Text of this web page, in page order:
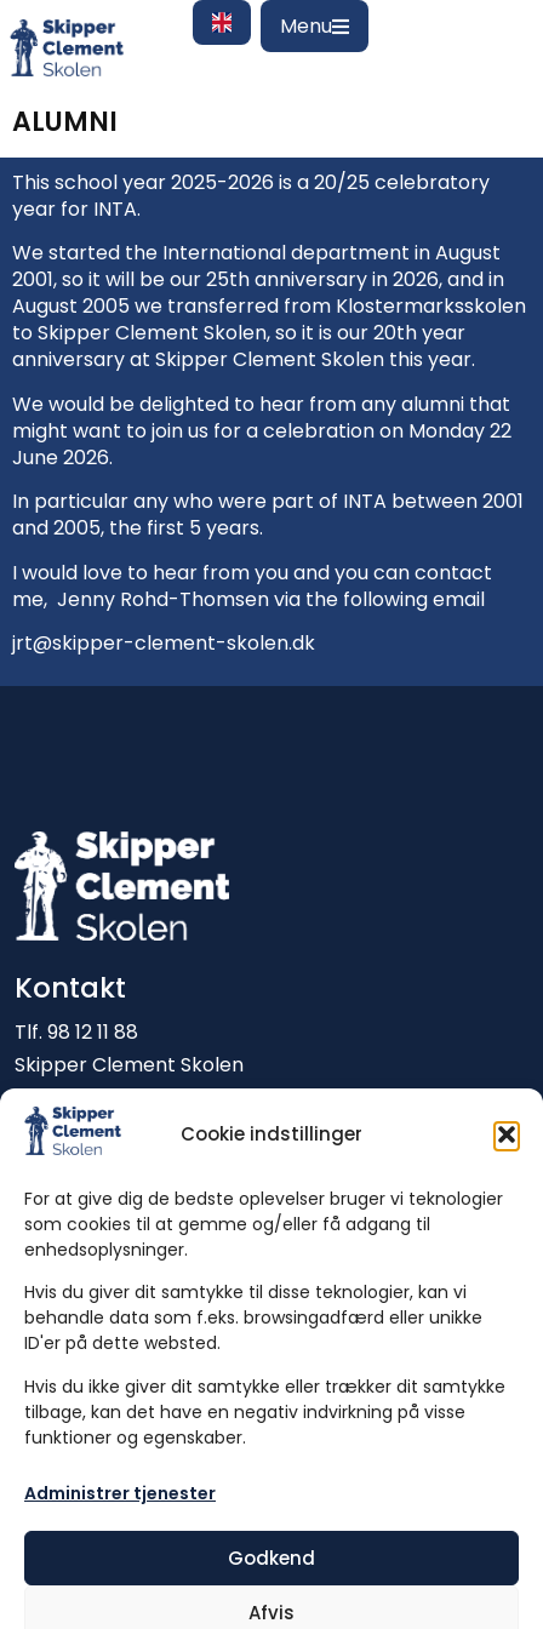
Cookie indstillinger
For at give dig de bedste oplevelser bruger vi teknologier
som cookies til at gemme og/eller få adgang til
enhedsoplysninger.
Hvis du giver dit samtykke til disse teknologier, kan vi
behandle data som f.eks. browsingadfærd eller unikke
ID'er på dette websted.
Hvis du ikke giver dit samtykke eller trækker dit samtykke
tilbage, kan det have en negativ indvirkning på visse
funktioner og egenskaber.
Administrer tjenester
Godkend
Afvis
Menu
ALUMNI
This school year 2025-2026 is a 20/25 celebratory
year for INTA.
We started the International department in August
2001, so it will be our 25th anniversary in 2026, and in
August 2005 we transferred from Klostermarksskolen
to Skipper Clement Skolen, so it is our 20th year
anniversary at Skipper Clement Skolen this year.
We would be delighted to hear from any alumni that
might want to join us for a celebration on Monday 22
June 2026.
In particular any who were part of INTA between 2001
and 2005, the first 5 years.
I would love to hear from you and you can contact
me, Jenny Rohd-Thomsen via the following email
jrt@skipper-clement-skolen.dk
Kontakt
Tlf. 98 12 11 88
Skipper Clement Skolen
Gl. Kærvej 28-31,
9000 Aalborg Danmark
Webdrop via link
Lovpligtig material
Tilsynserklæringer og referater
Vedtægter
Undervisningsmiljøvurdering
Privatlivspolitik
Cookiepolitik
Whistleblowerordning
Faktura
Skolens CVR-nr er35876219
Skolens EAN-nr er
5740032412369